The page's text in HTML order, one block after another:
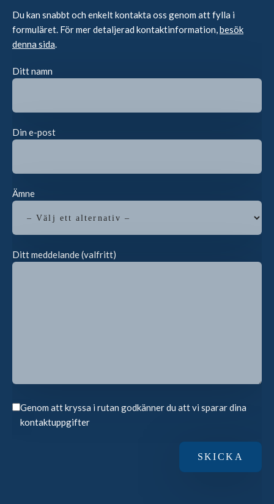
Du kan snabbt och enkelt kontakta oss genom att fylla i
formuläret. För mer detaljerad kontaktinformation, besök
denna sida
Ditt namn
Din e-post
Ämne
Ditt meddelande (valfritt)
Genom att kryssa i rutan godkänner du att vi sparar dina
kontaktuppgifter